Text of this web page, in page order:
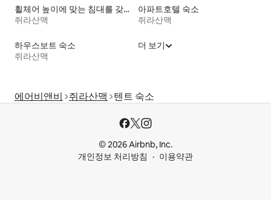
휠체어 높이에 맞는 침대를 갖춘 숙소
쥐라산맥
아파트호텔 숙소
쥐라산맥
하우스보트 숙소
쥐라산맥
더 보기
에어비앤비 쥐라산맥 텐트 숙소
© 2026 Airbnb, Inc.
개인정보 처리방침
이용약관